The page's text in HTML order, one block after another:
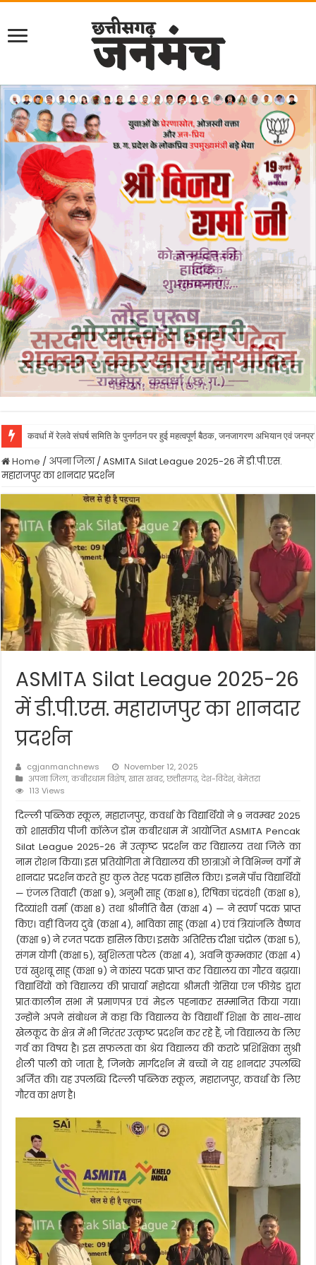
कवर्धा में रेलवे संघर्ष समिति के पुनर्गठन पर हुई महत्वपूर्ण बैठक, जनजागरण अभियान एवं
Home / अपना जिला/ASMlTA Silat League 2025-26 में डी.पी.एस.
महाराजपुर का शानदार प्रदर्शन
ASMlTA Silat League 2025-26
में डी.पी.एस. महाराजपुर का शानदार
प्रदर्शन
cgjanmanchnews
November 12, 2025
अपना जिला,कबीरधाम विशेष,खास खबर,छत्तीसगढ़,देश-विदेश,बेमेतरा
113 Views
दिल्ली पब्लिक स्कूल, महाराजपुर, कवर्धा के विद्यार्थियों ने 9 नवम्बर 2025
को शासकीय पीजी कॉलेज डोंम कबीरधाम में आयोजित ASMlTA Pencak
Silat League 2025-26 में उत्कृष्ट प्रदर्शन कर विद्यालय तथा जिले का
नाम रोशन किया। इस प्रतियोगिता में विद्यालय की छात्राओं ने विभिन्न वर्गों में
शानदार प्रदर्शन करते हुए कुल तेरह पदक हासिल किए। इनमें पाँच विद्यार्थियों
— एंजल तिवारी (कक्षा 9), अनुभी साहू (कक्षा 8), रिषिका चंद्रवंशी (कक्षा 8),
दिव्यांशी वर्मा (कक्षा 8) तथा श्रीनीति बैस (कक्षा 4) — ने स्वर्ण पदक प्राप्त
किए। वहीं विजय दुबे (कक्षा 4), भाविका साहू (कक्षा 4) एवं त्रियांजलि वैष्णव
(कक्षा 9) ने रजत पदक हासिल किए। इसके अतिरिक्त दीक्षा चंद्रोल (कक्षा 5),
संगम योगी (कक्षा 5), खुशिलता पटेल (कक्षा 4), अवनि कुम्भकार (कक्षा 4)
एवं खुशबू साहू (कक्षा 9) ने कांस्य पदक प्राप्त कर विद्यालय का गौरव बढ़ाया।
विद्यार्थियों को विद्यालय की प्राचार्या महोदया श्रीमती ग्रेसिया एन फीग्रेड द्वारा
प्रातःकालीन सभा में प्रमाणपत्र एवं मेडल पहनाकर सम्मानित किया गया।
उन्होंने अपने संबोधन में कहा कि विद्यालय के विद्यार्थी शिक्षा के साथ-साथ
खेलकूद के क्षेत्र में भी निरंतर उत्कृष्ट प्रदर्शन कर रहे हैं, जो विद्यालय के लिए
गर्व का विषय है। इस सफलता का श्रेय विद्यालय की कराटे प्रशिक्षिका सुश्री
शैली पाली को जाता है, जिनके मार्गदर्शन में बच्चों ने यह शानदार उपलब्धि
अर्जित की। यह उपलब्धि दिल्ली पब्लिक स्कूल, महाराजपुर, कवर्धा के लिए
गौरव का क्षण है।